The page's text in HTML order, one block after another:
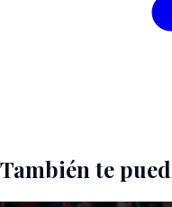
También te